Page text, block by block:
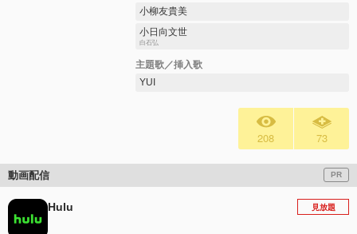
小柳友貴美
小日向文世
白石弘
主題歌／挿入歌
YUI
208 73
動画配信 PR
Hulu 見放題